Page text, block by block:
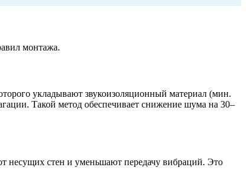
монтажа.
укладывают звукоизоляционный материал (мин.
Такой метод обеспечивает снижение шума на 30–
несущих стен и уменьшают передачу вибраций. Это